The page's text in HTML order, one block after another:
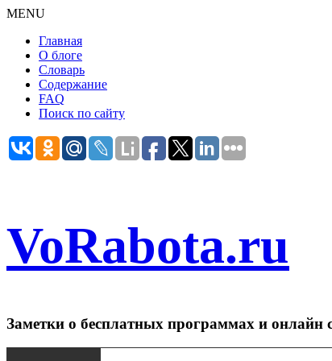
MENU
Главная
О блоге
Словарь
Содержание
FAQ
Поиск по сайту
VoRabota.ru
Заметки о бесплатных программах и онлайн